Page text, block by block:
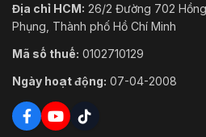
Địa chỉ HCM: 26/2 Đường 702
Phụng, Thành phố Hồ Chí Minh
Mã số thuế: 0102710129
Ngày hoạt động: 07-04-2008